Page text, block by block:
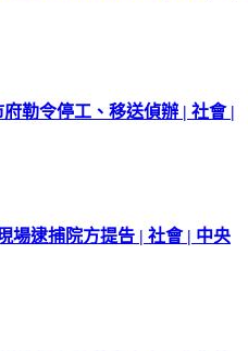
勒令停工、移送偵辦 | 社會 |
逮捕院方提告 | 社會 | 中央